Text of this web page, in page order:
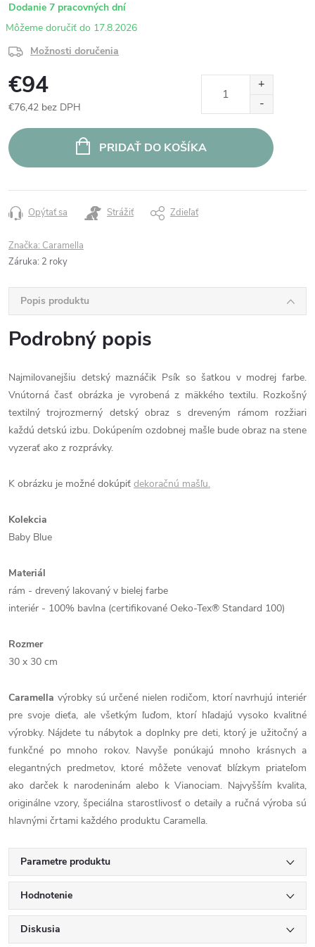
Dodanie 7 pracovných dní
17.8.2026
Možnosti doručenia
€94
€76,42 bez DPH
cena:
PRIDAŤ DO KOŠÍKA
Opýtať sa Strážiť Zdieľať
Značka: Caramella
Záruka: 2 roky
Popis produktu
Podrobný popis
Najmilovanejšiu detský maznáčik Psík so šatkou v modrej farbe.
Vnútorná časť obrázka je vyrobená z mäkkého textilu. Rozkošný
textilný trojrozmerný detský obraz s dreveným rámom rozžiari
každú detskú izbu. Dokúpením ozdobnej mašle bude obraz na stene
vyzerať ako z rozprávky.
K obrázku je možné dokúpiť dekoračnú mašľu.
Kolekcia
Baby Blue
Materiál
rám - drevený lakovaný v bielej farbe
interiér - 100% bavlna (certifikované Oeko-Tex® Standard 100)
Rozmer
30 x 30 cm
Caramella výrobky sú určené nielen rodičom, ktorí navrhujú interiér
pre svoje dieťa, ale všetkým ľuďom, ktorí hľadajú vysoko kvalitné
výrobky. Nájdete tu nábytok a doplnky pre deti, ktorý je užitočný a
funkčné po mnoho rokov. Navyše ponúkajú mnoho krásnych a
elegantných predmetov, ktoré môžete venovať blízkym priateľom
ako darček k narodeninám alebo k Vianociam. Najvyšším kvalita,
originálne vzory, špeciálna starostlivosť o detaily a ručná výroba sú
hlavnými črtami každého produktu Caramella.
Parametre produktu
Hodnotenie
Diskusia